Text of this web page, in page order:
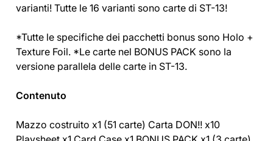
varianti! Tutte le 16 varianti sono carte di ST-13!
*Tutte le specifiche dei pacchetti bonus sono Holo +
Texture Foil. *Le carte nel BONUS PACK sono la
versione parallela delle carte in ST-13.
Contenuto
Mazzo costruito x1 (51 carte) Carta DON!! x10